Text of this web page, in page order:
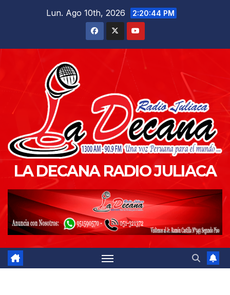
Lun. Ago 10th, 2026 2:20:46 PM
LA DECANA RADIO JULIACA